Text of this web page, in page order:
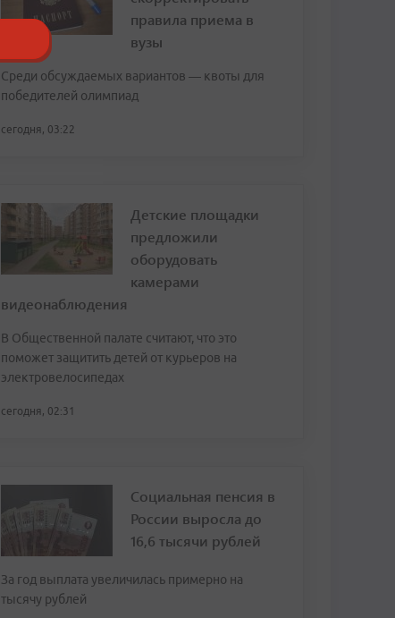
правила приема в
вузы
Среди обсуждаемых вариантов — квоты для
победителей олимпиад
сегодня, 03:22
Детские площадки
предложили
оборудовать
камерами
видеонаблюдения
В Общественной палате считают, что это
поможет защитить детей от курьеров на
электровелосипедах
сегодня, 02:31
Социальная пенсия в
России выросла до
16,6 тысячи рублей
За год выплата увеличилась примерно на
тысячу рублей